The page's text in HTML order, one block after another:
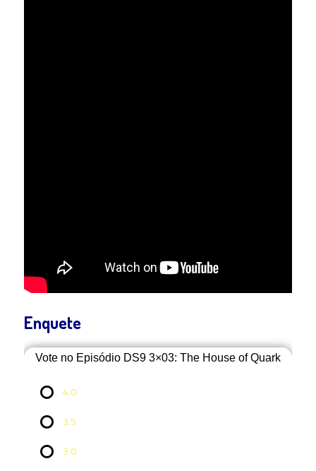
Enquete
Vote no Episódio DS9 3×03: The House of Quark
4.0
3.5
3.0